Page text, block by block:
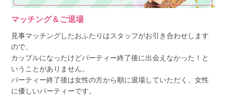
マッチング＆ご退場
見事マッチングしたおふたりはスタッフがお引き合わせします
ので、
カップルになったけどパーティー終了後に出会えなかった！と
いうことがありません。
パーティー終了後は女性の方から順に退場していただく、女性
に優しいパーティーです。